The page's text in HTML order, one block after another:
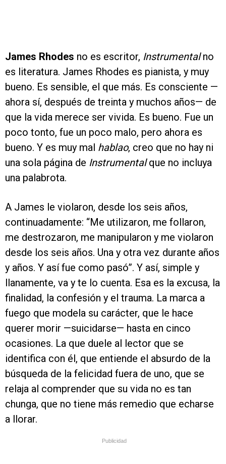
James Rhodes no es escritor, Instrumentalno
es literatura. James Rhodes es pianista, y muy
bueno. Es sensible, el que más. Es consciente —
ahora sí, después de treinta y muchos años— de
que la vida merece ser vivida. Es bueno. Fue un
poco tonto, fue un poco malo, pero ahora es
bueno. Y es muy mal hablao, creo que no hay ni
una sola página de Instrumentalque no incluya
una palabrota.
A James le violaron, desde los seis años,
continuadamente: “Me utilizaron, me follaron,
me destrozaron, me manipularon y me violaron
desde los seis años. Una y otra vez durante años
y años. Y así fue como pasó”. Y así, simple y
llanamente, va y te lo cuenta. Esa es la excusa, la
finalidad, la confesión y el trauma. La marca a
fuego que modela su carácter, que le hace
querer morir —suicidarse— hasta en cinco
ocasiones. La que duele al lector que se
identifica con él, que entiende el absurdo de la
búsqueda de la felicidad fuera de uno, que se
relaja al comprender que su vida no es tan
chunga, que no tiene más remedio que echarse
a llorar.
Publicidad